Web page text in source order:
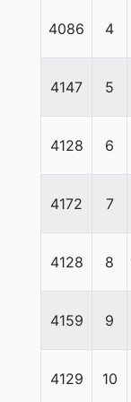
4086 4
4147 5
4128 6
4172 7
4128 8
4159 9
4129 10